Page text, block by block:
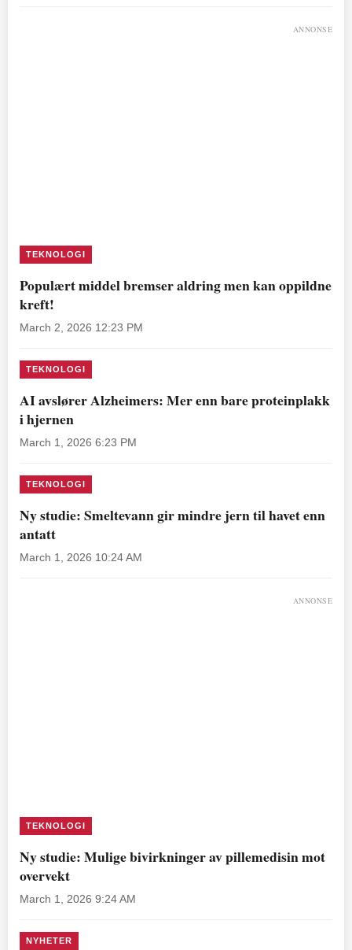
ANNONSE
TEKNOLOGI
Populært middel bremser aldring men kan oppildne
kreft!
March 2, 2026 12:23 PM
TEKNOLOGI
AI avslører Alzheimers: Mer enn bare proteinplakk
i hjernen
March 1, 2026 6:23 PM
TEKNOLOGI
Ny studie: Smeltevann gir mindre jern til havet enn
antatt
March 1, 2026 10:24 AM
ANNONSE
TEKNOLOGI
Ny studie: Mulige bivirkninger av pillemedisin mot
overvekt
March 1, 2026 9:24 AM
NYHETER